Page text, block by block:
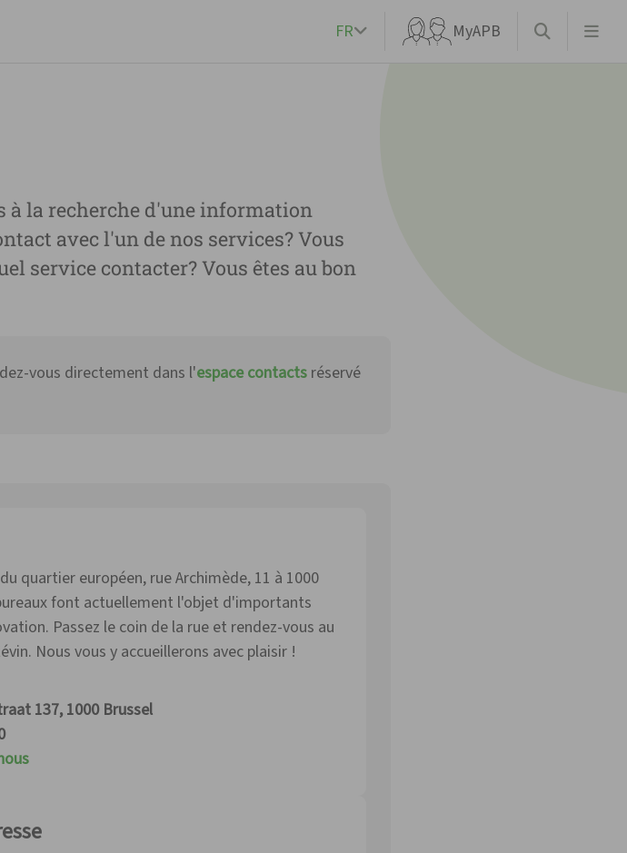
FR MyAPB
à la recherche d'une information
avec l'un de nos services? Vous
service contacter? Vous êtes au bon
vous directement dans l'espace contactsréservé
quartier européen, rue Archimède, 11 à 1000
font actuellement l'objet d'importants
Passez le coin de la rue et rendez-vous au
Nous vous y accueillerons avec plaisir !
137, 1000 Brussel
vous ?